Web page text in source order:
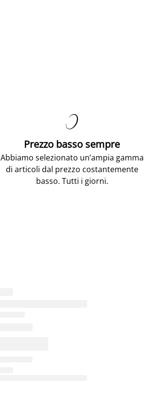

Prezzo basso sempre
Abbiamo selezionato un’ampia gamma
di articoli dal prezzo costantemente
basso. Tutti i giorni.